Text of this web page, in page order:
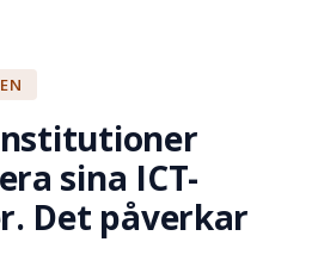
sina ICT-
Det påverkar